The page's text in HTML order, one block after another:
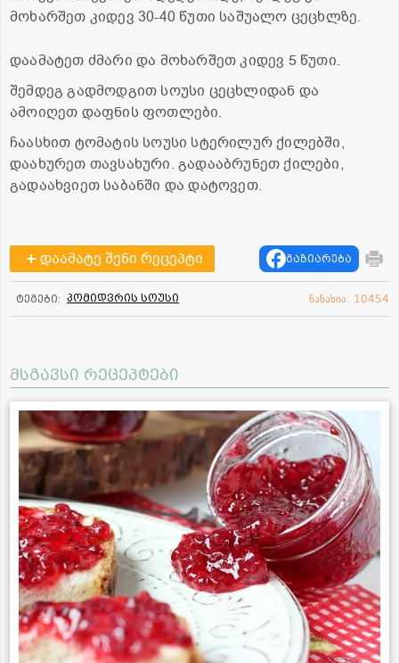
მოხარშეთ კიდევ 30-40 წუთი საშუალო ცეცხლზე.
დაამატეთ ძმარი და მოხარშეთ კიდევ 5 წუთი.
შემდეგ გადმოდგით სოუსი ცეცხლიდან და
ამოიღეთ დაფნის ფოთლები.
ჩაასხით ტომატის სოუსი სტერილურ ქილებში,
დაახურეთ თავსახური. გადააბრუნეთ ქილები,
გადაახვიეთ საბანში და დატოვეთ.
დაამატე შენი რეცეპტი გაზიარება
ტეგები: პომიდვრის სოუსი ნანახია: 10454
მსგავსი რეცეპტები